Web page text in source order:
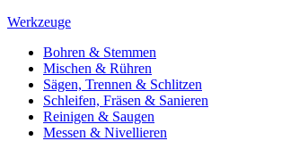
Werkzeuge
Bohren & Stemmen
Mischen & Rühren
Sägen, Trennen & Schlitzen
Schleifen, Fräsen & Sanieren
Reinigen & Saugen
Messen & Nivellieren